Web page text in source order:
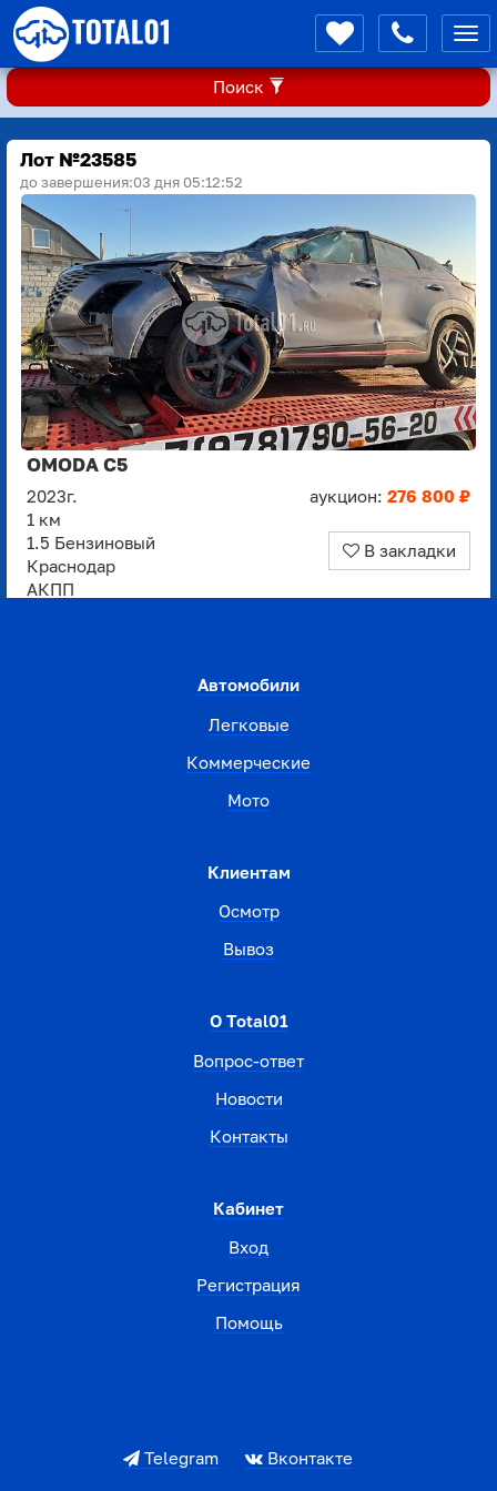
Поиск
Лот №23585
до завершения:03 дня 05:12:52
OMODA C5
2023г.
1 км
1.5 Бензиновый
Краснодар
АКПП
аукцион: 276 800 ₽
В закладки
Автомобили
Легковые
Коммерческие
Мото
Клиентам
Осмотр
Вывоз
О Total01
Вопрос-ответ
Новости
Контакты
Кабинет
Вход
Регистрация
Помощь
Telegram Вконтакте